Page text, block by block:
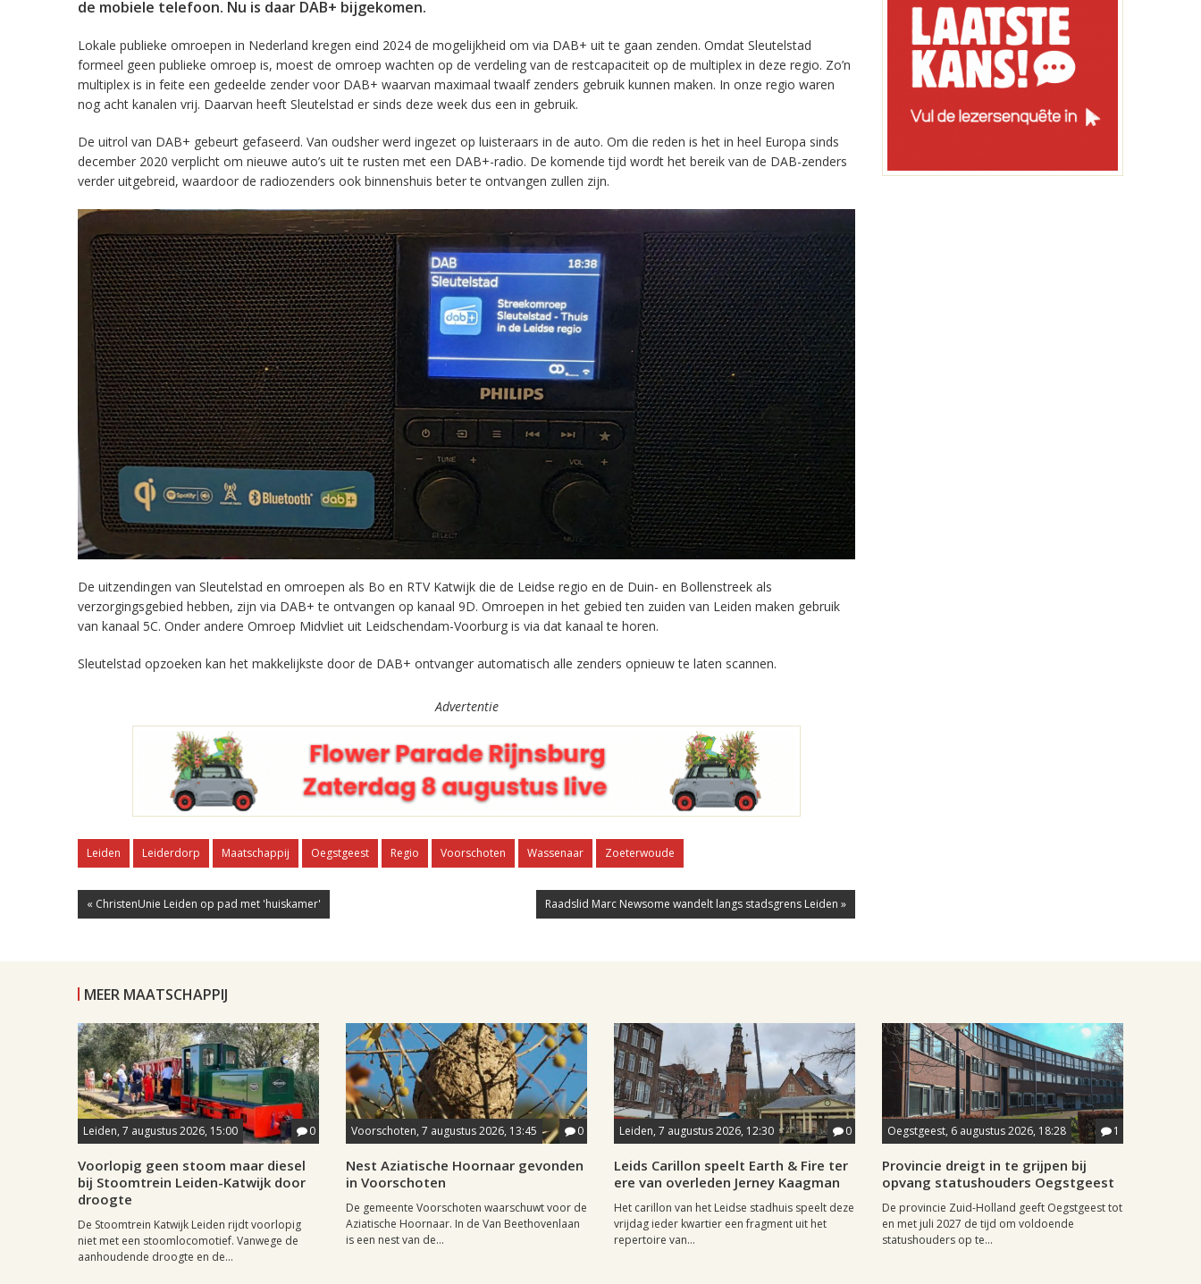
de mobiele telefoon. Nu is daar DAB+ bijgekomen.
Lokale publieke omroepen in Nederland kregen eind 2024 de mogelijkheid om via DAB+ uit te gaan zenden. Omdat Sleutelstad
formeel geen publieke omroep is, moest de omroep wachten op de verdeling van de restcapaciteit op de multiplex in deze regio. Zo’n
multiplex is in feite een gedeelde zender voor DAB+ waarvan maximaal twaalf zenders gebruik kunnen maken. In onze regio waren
nog acht kanalen vrij. Daarvan heeft Sleutelstad er sinds deze week dus een in gebruik.
De uitrol van DAB+ gebeurt gefaseerd. Van oudsher werd ingezet op luisteraars in de auto. Om die reden is het in heel Europa sinds
december 2020 verplicht om nieuwe auto’s uit te rusten met een DAB+-radio. De komende tijd wordt het bereik van de DAB-zenders
verder uitgebreid, waardoor de radiozenders ook binnenshuis beter te ontvangen zullen zijn.
De uitzendingen van Sleutelstad en omroepen als Bo en RTV Katwijk die de Leidse regio en de Duin- en Bollenstreek als
verzorgingsgebied hebben, zijn via DAB+ te ontvangen op kanaal 9D. Omroepen in het gebied ten zuiden van Leiden maken gebruik
van kanaal 5C. Onder andere Omroep Midvliet uit Leidschendam-Voorburg is via dat kanaal te horen.
Sleutelstad opzoeken kan het makkelijkste door de DAB+ ontvanger automatisch alle zenders opnieuw te laten scannen.
Advertentie
Leiden Leiderdorp Maatschappij Oegstgeest Regio Voorschoten Wassenaar Zoeterwoude
« ChristenUnie Leiden op pad met 'huiskamer' Raadslid Marc Newsome wandelt langs stadsgrens Leiden »
MEER MAATSCHAPPIJ
Leiden, 7 augustus 2026, 15:00 0
Voorlopig geen stoom maar diesel
bij Stoomtrein Leiden-Katwijk door
droogte
De Stoomtrein Katwijk Leiden rijdt voorlopig
niet met een stoomlocomotief. Vanwege de
aanhoudende droogte en de...
Voorschoten, 7 augustus 2026, 13:45 0
Nest Aziatische Hoornaar gevonden
in Voorschoten
De gemeente Voorschoten waarschuwt voor de
Aziatische Hoornaar. In de Van Beethovenlaan
is een nest van de...
Leiden, 7 augustus 2026, 12:30 0
Leids Carillon speelt Earth & Fire ter
ere van overleden Jerney Kaagman
Het carillon van het Leidse stadhuis speelt deze
vrijdag ieder kwartier een fragment uit het
repertoire van...
Oegstgeest, 6 augustus 2026, 18:28 1
Provincie dreigt in te grijpen bij
opvang statushouders Oegstgeest
De provincie Zuid-Holland geeft Oegstgeest tot
en met juli 2027 de tijd om voldoende
statushouders op te...